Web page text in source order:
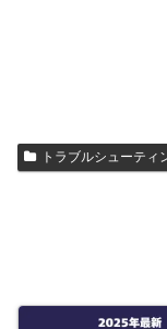
トラブルシューティ